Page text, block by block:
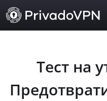
Тест на